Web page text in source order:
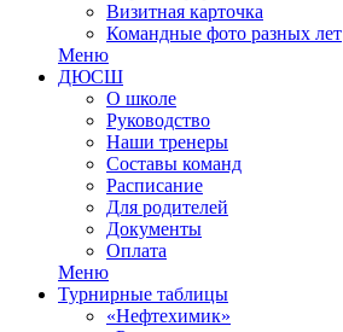
Визитная карточка
Командные фото разных лет
Меню
ДЮСШ
О школе
Руководство
Наши тренеры
Составы команд
Расписание
Для родителей
Документы
Оплата
Меню
Турнирные таблицы
«Нефтехимик»